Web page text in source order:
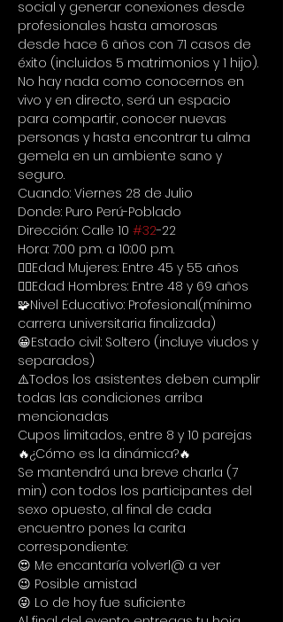
social y generar conexiones desde
profesionales hasta amorosas
desde hace 6 años con 71 casos de
éxito (incluidos 5 matrimonios y 1 hijo).
No hay nada como conocernos en
vivo y en directo, será un espacio
para compartir, conocer nuevas
personas y hasta encontrar tu alma
gemela en un ambiente sano y
seguro.
Cuando: Viernes 28 de Julio
Donde: Puro Perú-Poblado
Dirección: Calle 10 #32-22
Hora: 7:00 p.m. a 10:00 p.m.
🙋‍♀Edad Mujeres: Entre 45 y 55 años
🙋‍♂Edad Hombres: Entre 48 y 69 años
🧩Nivel Educativo: Profesional(mínimo
carrera universitaria finalizada)
😀Estado civil: Soltero (incluye viudos y
separados)
⚠️Todos los asistentes deben cumplir
todas las condiciones arriba
mencionadas
Cupos limitados, entre 8 y 10 parejas
🔥¿Cómo es la dinámica?🔥
Se mantendrá una breve charla (7
min) con todos los participantes del
sexo opuesto, al final de cada
encuentro pones la carita
correspondiente:
😍 Me encantaría volverl@ a ver
😉 Posible amistad
😜 Lo de hoy fue suficiente